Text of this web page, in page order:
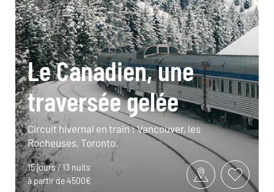
Le Canadien, une
traversée gelée
Circuit hivernal en train : Vancouver, les
Rocheuses, Toronto.
15 jours / 13 nuits
à partir de 4500€